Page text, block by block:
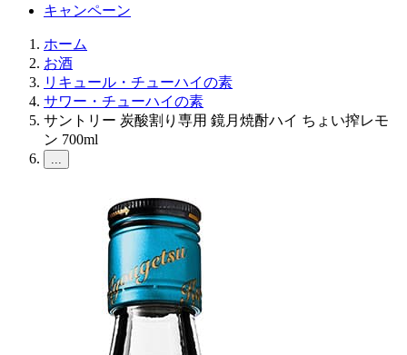
キャンペーン
ホーム
お酒
リキュール・チューハイの素
サワー・チューハイの素
サントリー 炭酸割り専用 鏡月焼酎ハイ ちょい搾レモ
ン 700ml
...